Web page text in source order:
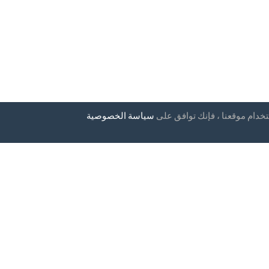
موقعنا ، فإنك توافق على سياسة الخصوصية